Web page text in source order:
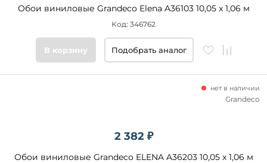
Обои виниловые Grandeco Elena A36103 10,05 x 1,06 м
Код: 346762
В корзину Подобрать аналог
2 382 ₽
Обои виниловые Grandeco ELENA A36203 10,05 x 1,06 м
нет в наличии
Grandeco